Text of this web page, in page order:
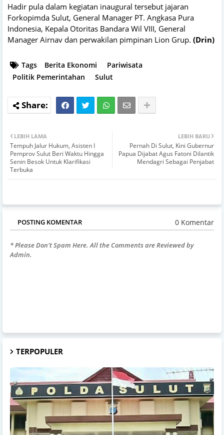
Hadir pula dalam kegiatan inaugural tersebut jajaran
Forkopimda Sulut, General Manager PT. Angkasa Pura
Indonesia, Kepala Otoritas Bandara Wil VIII, General
Manager Airnav dan perwakilan pimpinan Lion Grup. (Drin)
Tags Berita Ekonomi
Pariwisata
Politik Pemerintahan
Sulut
LEBIH BARU
Pernah Di Sulut, Kini Gubernur
Papua Dijabat Agus Fatoni Dilantik
Mendagri Sebagai Penjabat
LEBIH LAMA
Tempuh Jalur Hukum, Asisten I
Pemprov Sulut Beri Waktu Hingga
Senin Besok Untuk Klarifikasi
Terbuka
POSTING KOMENTAR 0 Komentar
* Please Don't Spam Here. All the Comments are Reviewed by
Admin.
TERPOPULER